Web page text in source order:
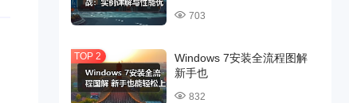
703
Windows 7安装全流程图解
新手也
832